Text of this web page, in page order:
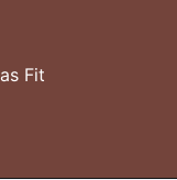
Fit